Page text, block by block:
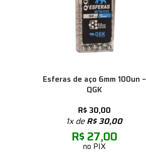
Esferas de aço 6mm 100un –
QGK
R$ 30,00
1x deR$30,00
R$ 27,00
no PIX